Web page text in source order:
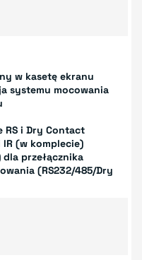
w kasetę ekranu
systemu mocowania
RS i Dry Contact
(w komplecie)
przełącznika
(RS232/485/Dry